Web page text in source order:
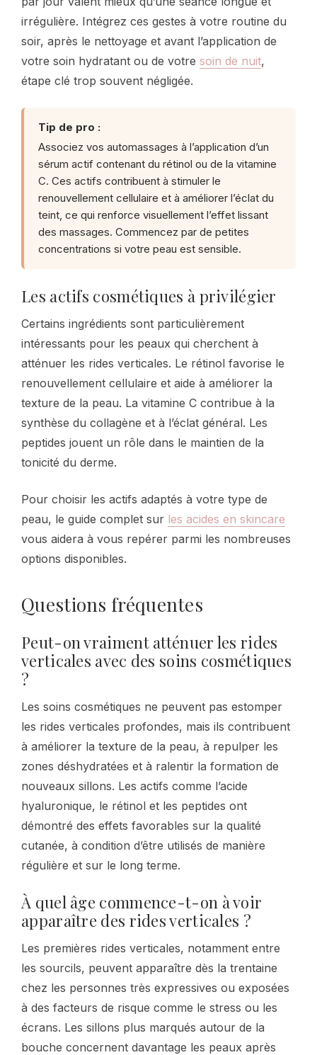
irrégulière. Intégrez ces gestes à votre routine du
soir, après le nettoyage et avant l’application de
votre soin hydratant ou de votre soin de nuit,
étape clé trop souvent négligée.
Tip de pro :
Associez vos automassages à l’application d’un
sérum actif contenant du rétinol ou de la vitamine
C. Ces actifs contribuent à stimuler le
renouvellement cellulaire et à améliorer l’éclat du
teint, ce qui renforce visuellement l’effet lissant
des massages. Commencez par de petites
concentrations si votre peau est sensible.
Les actifs cosmétiques à privilégier
Certains ingrédients sont particulièrement
intéressants pour les peaux qui cherchent à
atténuer les rides verticales. Le rétinol favorise le
renouvellement cellulaire et aide à améliorer la
texture de la peau. La vitamine C contribue à la
synthèse du collagène et à l’éclat général. Les
peptides jouent un rôle dans le maintien de la
tonicité du derme.
Pour choisir les actifs adaptés à votre type de
peau, le guide complet sur les acides en skincare
vous aidera à vous repérer parmi les nombreuses
options disponibles.
Questions fréquentes
Peut-on vraiment atténuer les rides
verticales avec des soins cosmétiques
?
Les soins cosmétiques ne peuvent pas estomper
les rides verticales profondes, mais ils contribuent
à améliorer la texture de la peau, à repulper les
zones déshydratées et à ralentir la formation de
nouveaux sillons. Les actifs comme l’acide
hyaluronique, le rétinol et les peptides ont
démontré des effets favorables sur la qualité
cutanée, à condition d’être utilisés de manière
régulière et sur le long terme.
À quel âge commence-t-on à voir
apparaître des rides verticales ?
Les premières rides verticales, notamment entre
les sourcils, peuvent apparaître dès la trentaine
chez les personnes très expressives ou exposées
à des facteurs de risque comme le stress ou les
écrans. Les sillons plus marqués autour de la
bouche concernent davantage les peaux après